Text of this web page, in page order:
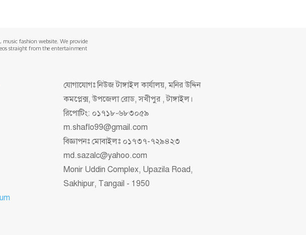
fashion website. We provide
straight from the entertainment
যোগাযোগঃ নিউজ টাঙ্গাইল কার্যালয়, মনির উদ্দিন
কমপ্লেক্স, উপজেলা রোড, সখীপুর , টাঙ্গাইল।
রিপোটিং: ০১৭১৮-৬৮৩০৫৯
m.shaflo99@gmail.com
বিজ্ঞাপনঃ মোবাইলঃ ০১৭৩৭-৭২৯৪২৩
md.sazalc@yahoo.com
Monir Uddin Complex, Upazila Road,
Sakhipur, Tangail - 1950